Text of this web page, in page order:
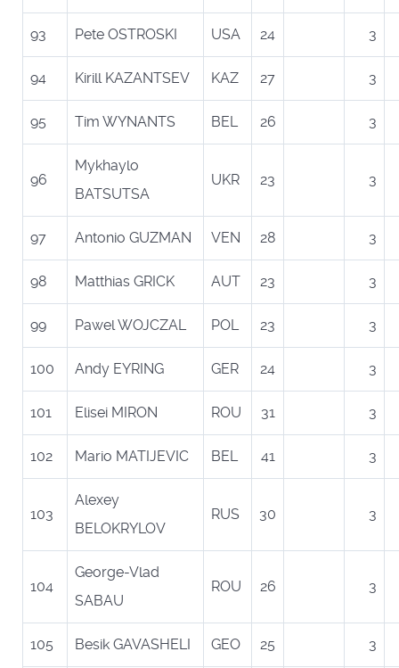
93 Pete OSTROSKI USA 24 3
94 Kirill KAZANTSEV KAZ 27 3
95 Tim WYNANTS BEL 26 3
96
Mykhaylo
BATSUTSA
UKR 23 3
97 Antonio GUZMAN VEN 28 3
98 Matthias GRICK AUT 23 3
99 Pawel WOJCZAL POL 23 3
100 Andy EYRING GER 24 3
101 Elisei MIRON ROU 31 3
102 Mario MATIJEVIC BEL 41 3
103
Alexey
BELOKRYLOV
RUS 30 3
104
George-Vlad
SABAU
ROU 26 3
105 Besik GAVASHELI GEO 25 3